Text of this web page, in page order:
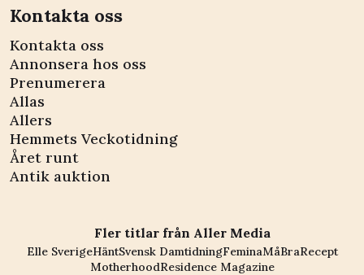
Kontakta oss
Kontakta oss
Annonsera hos oss
Prenumerera
Allas
Allers
Hemmets Veckotidning
Året runt
Antik auktion
Fler titlar från Aller Media
Elle SverigeHäntSvensk DamtidningFeminaMåBraRecept
MotherhoodResidence Magazine